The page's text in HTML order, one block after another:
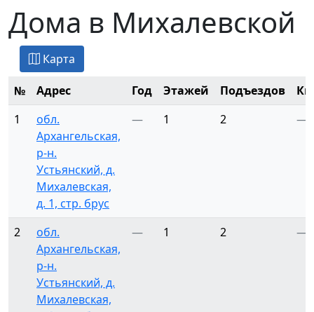
Дома в Михалевской
Карта
№ Адрес Год Этажей Подъездов
1
обл.
Архангельская,
р-н.
Устьянский, д.
Михалевская,
д. 1, стр. брус
— 1 2 —
2
обл.
Архангельская,
р-н.
Устьянский, д.
Михалевская,
— 1 2 —